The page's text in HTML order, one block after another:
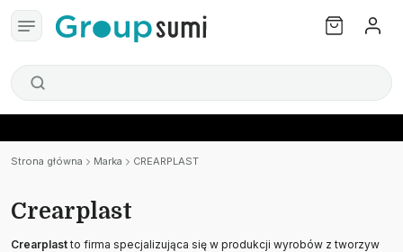
Strona główna Marka CREARPLAST
Crearplast
Crearplastto firma specjalizująca się w produkcji wyrobów z tworzyw